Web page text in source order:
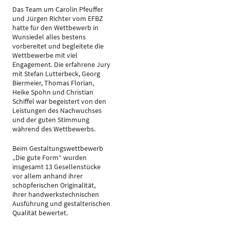
Das Team um Carolin Pfeuffer
und Jürgen Richter vom EFBZ
hatte für den Wettbewerb in
Wunsiedel alles bestens
vorbereitet und begleitete die
Wettbewerbe mit viel
Engagement. Die erfahrene Jury
mit Stefan Lutterbeck, Georg
Biermeier, Thomas Florian,
Heike Spohn und Christian
Schiffel war begeistert von den
Leistungen des Nachwuchses
und der guten Stimmung
während des Wettbewerbs.
Beim Gestaltungswettbewerb
„Die gute Form“ wurden
insgesamt 13 Gesellenstücke
vor allem anhand ihrer
schöpferischen Originalität,
ihrer handwerkstechnischen
Ausführung und gestalterischen
Qualität bewertet.